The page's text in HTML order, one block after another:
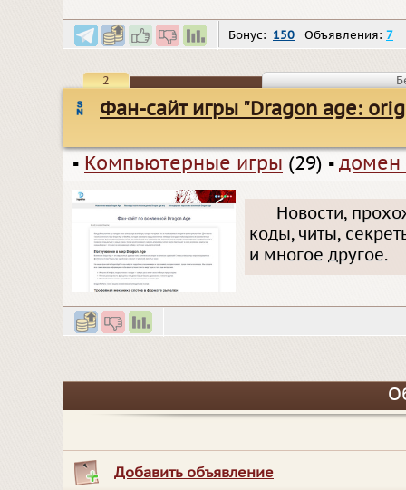
Бонус: 150 Объявления: 7
2
Фан-сайт игры "Dragon age:
▪ Компьютерные игры (29) ▪ домен
Новости,
коды, читы,
и многое другое.
Добавить объявление